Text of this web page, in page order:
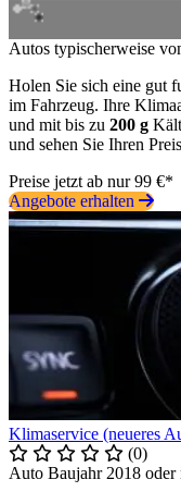
Autos typischerweise
Holen Sie sich eine gut
im Fahrzeug. Ihre
und mit bis zu 200 g
und sehen Sie Ihren
Preise jetzt ab nur 99 €*
Angebote erhalten
Klimaservice (neueres
(0)
Auto Baujahr 2018